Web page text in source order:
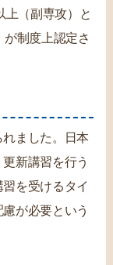
上（副専攻）と
制度上認定さ
ました。日本
新講習を行う
を受けるタイ
が必要という